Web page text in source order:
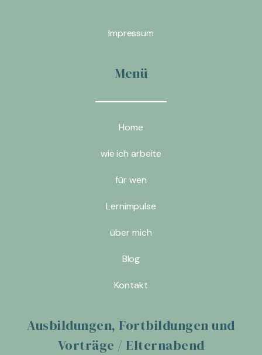
Impressum
Menü
Home
wie ich arbeite
für wen
Lernimpulse
über mich
Blog
Kontakt
Ausbildungen, Fortbildungen und
Vorträge / Elternabend